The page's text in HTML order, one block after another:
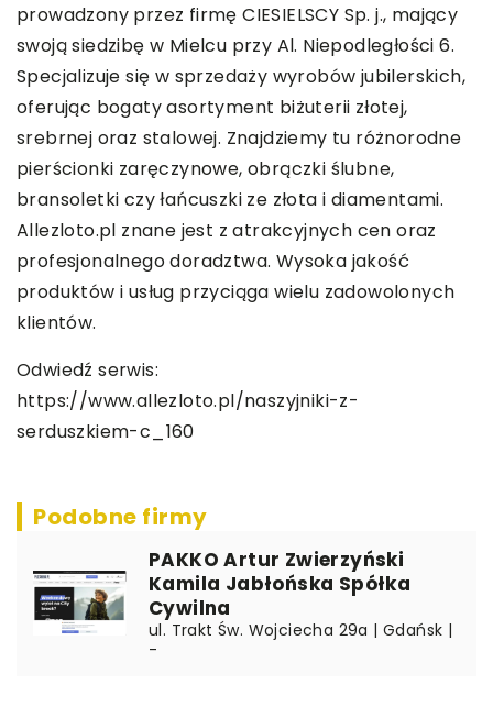
prowadzony przez firmę CIESIELSCY Sp. j., mający
swoją siedzibę w Mielcu przy Al. Niepodległości 6.
Specjalizuje się w sprzedaży wyrobów jubilerskich,
oferując bogaty asortyment biżuterii złotej,
srebrnej oraz stalowej. Znajdziemy tu różnorodne
pierścionki zaręczynowe, obrączki ślubne,
bransoletki czy łańcuszki ze złota i diamentami.
Allezloto.pl znane jest z atrakcyjnych cen oraz
profesjonalnego doradztwa. Wysoka jakość
produktów i usług przyciąga wielu zadowolonych
klientów.
Odwiedź serwis:
https://www.allezloto.pl/naszyjniki-z-
serduszkiem-c_160
Podobne firmy
PAKKO Artur Zwierzyński
Kamila Jabłońska Spółka
Cywilna
ul. Trakt Św. Wojciecha 29a | Gdańsk |
-